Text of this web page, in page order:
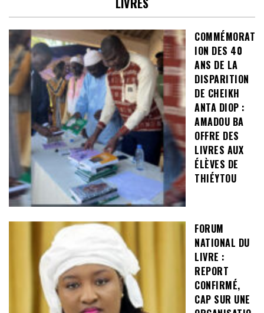
COMMÉMORAT
ION DES 40
ANS DE LA
DISPARITION
DE CHEIKH
ANTA DIOP :
AMADOU BA
OFFRE DES
LIVRES AUX
ÉLÈVES DE
THIÉYTOU
FORUM
NATIONAL DU
LIVRE :
REPORT
CONFIRMÉ,
CAP SUR UNE